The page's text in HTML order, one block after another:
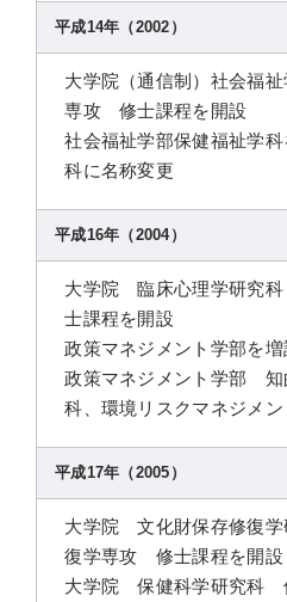
平成14年（2002）
大学院（通信制）社会福
専攻 修士課程を開設
社会福祉学部保健福祉学
科に名称変更
平成16年（2004）
大学院 臨床心理学研究
士課程を開設
政策マネジメント学部を増
政策マネジメント学部 知
科、環境リスクマネジメン
平成17年（2005）
大学院 文化財保存修復
復学専攻 修士課程を開設
大学院 保健科学研究科